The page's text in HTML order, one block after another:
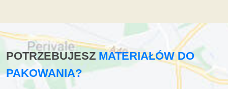
POTRZEBUJESZMATERIAŁÓW DO
PAKOWANIA?